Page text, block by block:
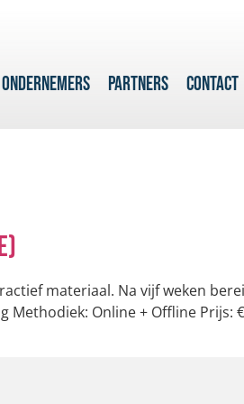
PARTNERS CONTACT
materiaal. Na vijf weken
Online + Offline Prijs: